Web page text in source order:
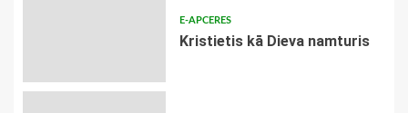
E-APCERES
Kristietis kā Dieva namturis